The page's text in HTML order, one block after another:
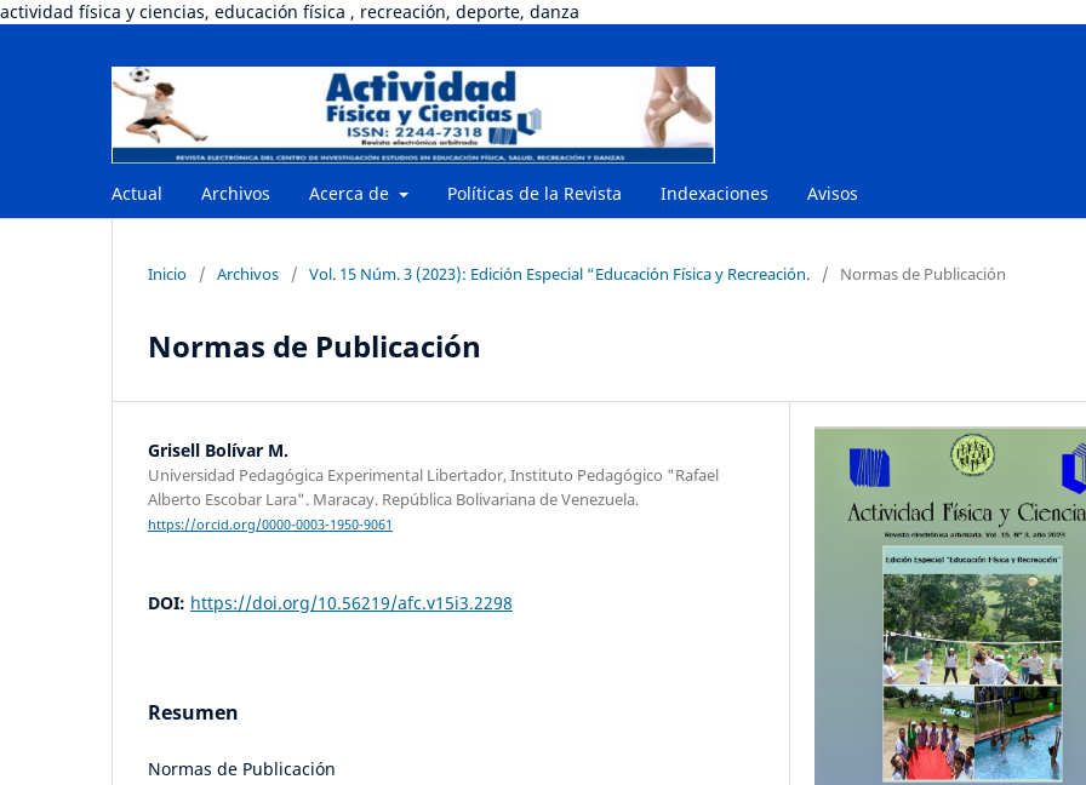
actividad física y ciencias, educación física , recreación, deporte, danza
Actual Archivos Acerca de Políticas de la Revista Indexaciones Avisos
Inicio / Archivos / Vol. 15 Núm. 3 (2023): Edición Especial “Educación Física y Recreación. / Normas de Publicación
Normas de Publicación
Grisell Bolívar M.
Universidad Pedagógica Experimental Libertador, Instituto Pedagógico "Rafael
Alberto Escobar Lara". Maracay. República Bolivariana de Venezuela.
https://orcid.org/0000-0003-1950-9061
DOI: https://doi.org/10.56219/afc.v15i3.2298
Resumen
Normas de Publicación